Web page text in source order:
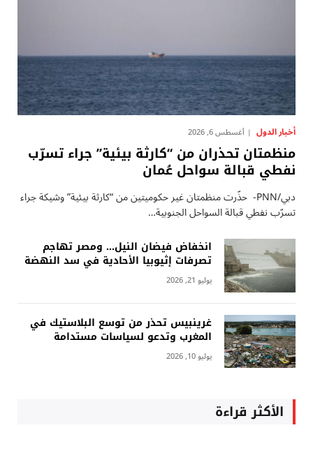
أخبار الدول أغسطس 6, 2026
منظمتان تحذران من “كارثة بيئية” جراء تسرّب
نفطي قبالة سواحل عُمان
دبي/PNN- حذّرت منظمتان غير حكوميتين من “كارثة بيئية” وشيكة جراء
تسرّب نفطي قبالة السواحل الجنوبية…
انخفاض فيضان النيل… ومصر تهاجم
تصرفات إثيوبيا الأحادية في سد النهضة
يوليو 21, 2026
غرينبيس تحذر من توسع البلاستيك في
المغرب وتدعو لسياسات مستدامة
يوليو 10, 2026
الأكثر قراءة